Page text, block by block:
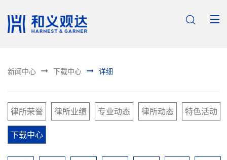

新闻中心  下载中心  详细
律所荣誉 律所业绩 专业动态 律所动态 特色活动
下载中心